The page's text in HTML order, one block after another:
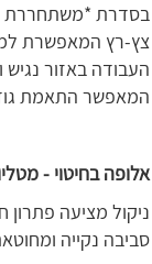
בסדרת *משתחררת
צץ-רץ המאפשרת
העבודה באזור נגיש
המאפשר התאמת
אלופה בחיטוי -
ניקול מציעה
סביבה נקייה